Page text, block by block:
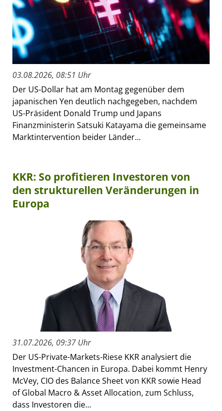
03.08.2026, 08:51 Uhr
Der US-Dollar hat am Montag gegenüber dem
japanischen Yen deutlich nachgegeben, nachdem
US-Präsident Donald Trump und Japans
Finanzministerin Satsuki Katayama die gemeinsame
Marktintervention beider Länder...
KKR: So profitieren Investoren von
den strukturellen Veränderungen in
Europa
31.07.2026, 09:37 Uhr
Der US-Private-Markets-Riese KKR analysiert die
Investment-Chancen in Europa. Dabei kommt Henry
McVey, CIO des Balance Sheet von KKR sowie Head
of Global Macro & Asset Allocation, zum Schluss,
dass Investoren die...